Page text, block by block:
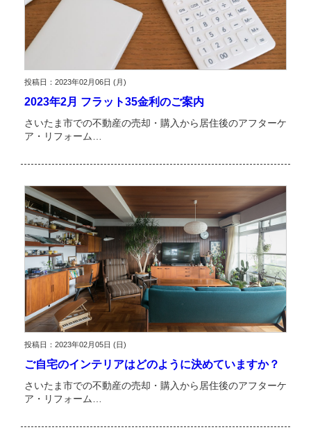
投稿日：2023年02月06日 (月)
2023年2月 フラット35金利のご案内
さいたま市での不動産の売却・購入から居住後のアフターケ
ア・リフォーム…
投稿日：2023年02月05日 (日)
ご自宅のインテリアはどのように決めていますか？
さいたま市での不動産の売却・購入から居住後のアフターケ
ア・リフォーム…